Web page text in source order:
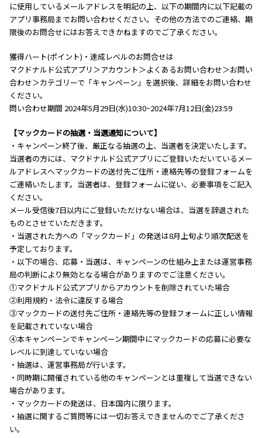
に使用しているメールアドレスを明記の上、以下の期間内に以下記載の
アプリ事務局までお問い合わせください。その他の方法でのご連絡、期
限後のお問合せにはお答えできかねますのでご了承ください。
獲得ハート(ポイント)・達成レベルのお問合せは
マクドナルド公式アプリ＞アカウント＞よくあるお問い合わせ＞お問い
合わせ＞カテゴリーで「キャンペーン」を選択後、詳細をお問い合わせ
ください。
問い合わせ期間 2024年5月29日(水)10:30~2024年7月12日(金)23:59
【マックカードの抽選・当選通知について】
・キャンペーン終了後、厳正なる抽選の上、当選者を決定いたします。
当選者の方には、マクドナルド公式アプリにご登録いただいているメー
ルアドレスへマックカードの送付先ご住所・連絡先等の登録フォームを
ご連絡いたします。当選者は、登録フォームに従い、必要事項をご記入
ください。
メール受信後7日以内にご登録いただけない場合は、当選を辞退された
ものとさせていただきます。
・当選された方への「マックカード」の発送は8月上旬より順次配送を
予定しております。
・以下の場合、応募・当選は、キャンペーンの仕組み上または運営事務
局の判断により無効となる場合がありますのでご注意ください。
①マクドナルド公式アプリからアカウントを削除されていた場合
②利用規約・法令に違反する場合
③マックカードの送付先ご住所・連絡先等の登録フォームに正しい情報
を記載されていない場合
④本キャンペーンでキャンペーン期間中にマックカードの応募に必要な
レベルに到達していない場合
・抽選は、運営事務局が行います。
・同時期に開催されている他のキャンペーンとは重複して当選できない
場合があります。
・マックカードの発送は、日本国内に限ります。
・抽選に関するご質問等には一切お答えできませんのでご了承くださ
い。